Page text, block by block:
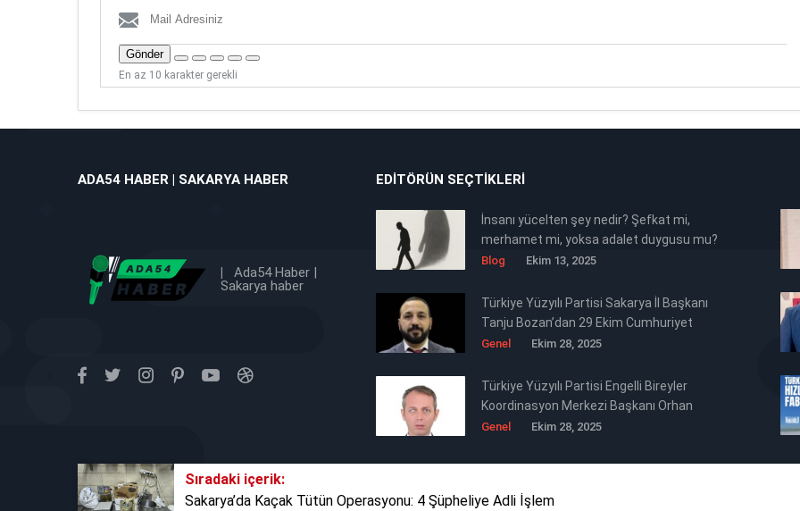
Sıradaki içerik:
Sakarya’da Kaçak Tütün Operasyonu: 4 Şüpheliye Adli İşlem
Gönder
En az 10 karakter gerekli
ADA54 HABER | SAKARYA HABER
Ada54 Haber |
Sakarya haber
EDITÖRÜN SEÇTIKLERI
İnsanı yücelten şey nedir? Şefkat mi,
merhamet mi, yoksa adalet duygusu mu?
Blog Ekim 13, 2025
Türkiye Yüzyılı Partisi Sakarya İl Başkanı
Tanju Bozan’dan 29 Ekim Cumhuriyet
Bayramı Mesajı 🇹🇷
Genel Ekim 28, 2025
Türkiye Yüzyılı Partisi Engelli Bireyler
Koordinasyon Merkezi Başkanı Orhan
Ertürk’ten Siyasi Mesaj Niteliğinde 29
Genel Ekim 28, 2025
Tüm Hakkı Saklıdır © 2025 TB Haber Medya